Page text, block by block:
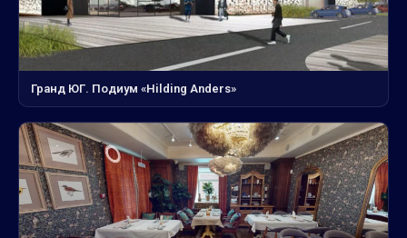
Гранд ЮГ. Подиум «Hilding Anders»